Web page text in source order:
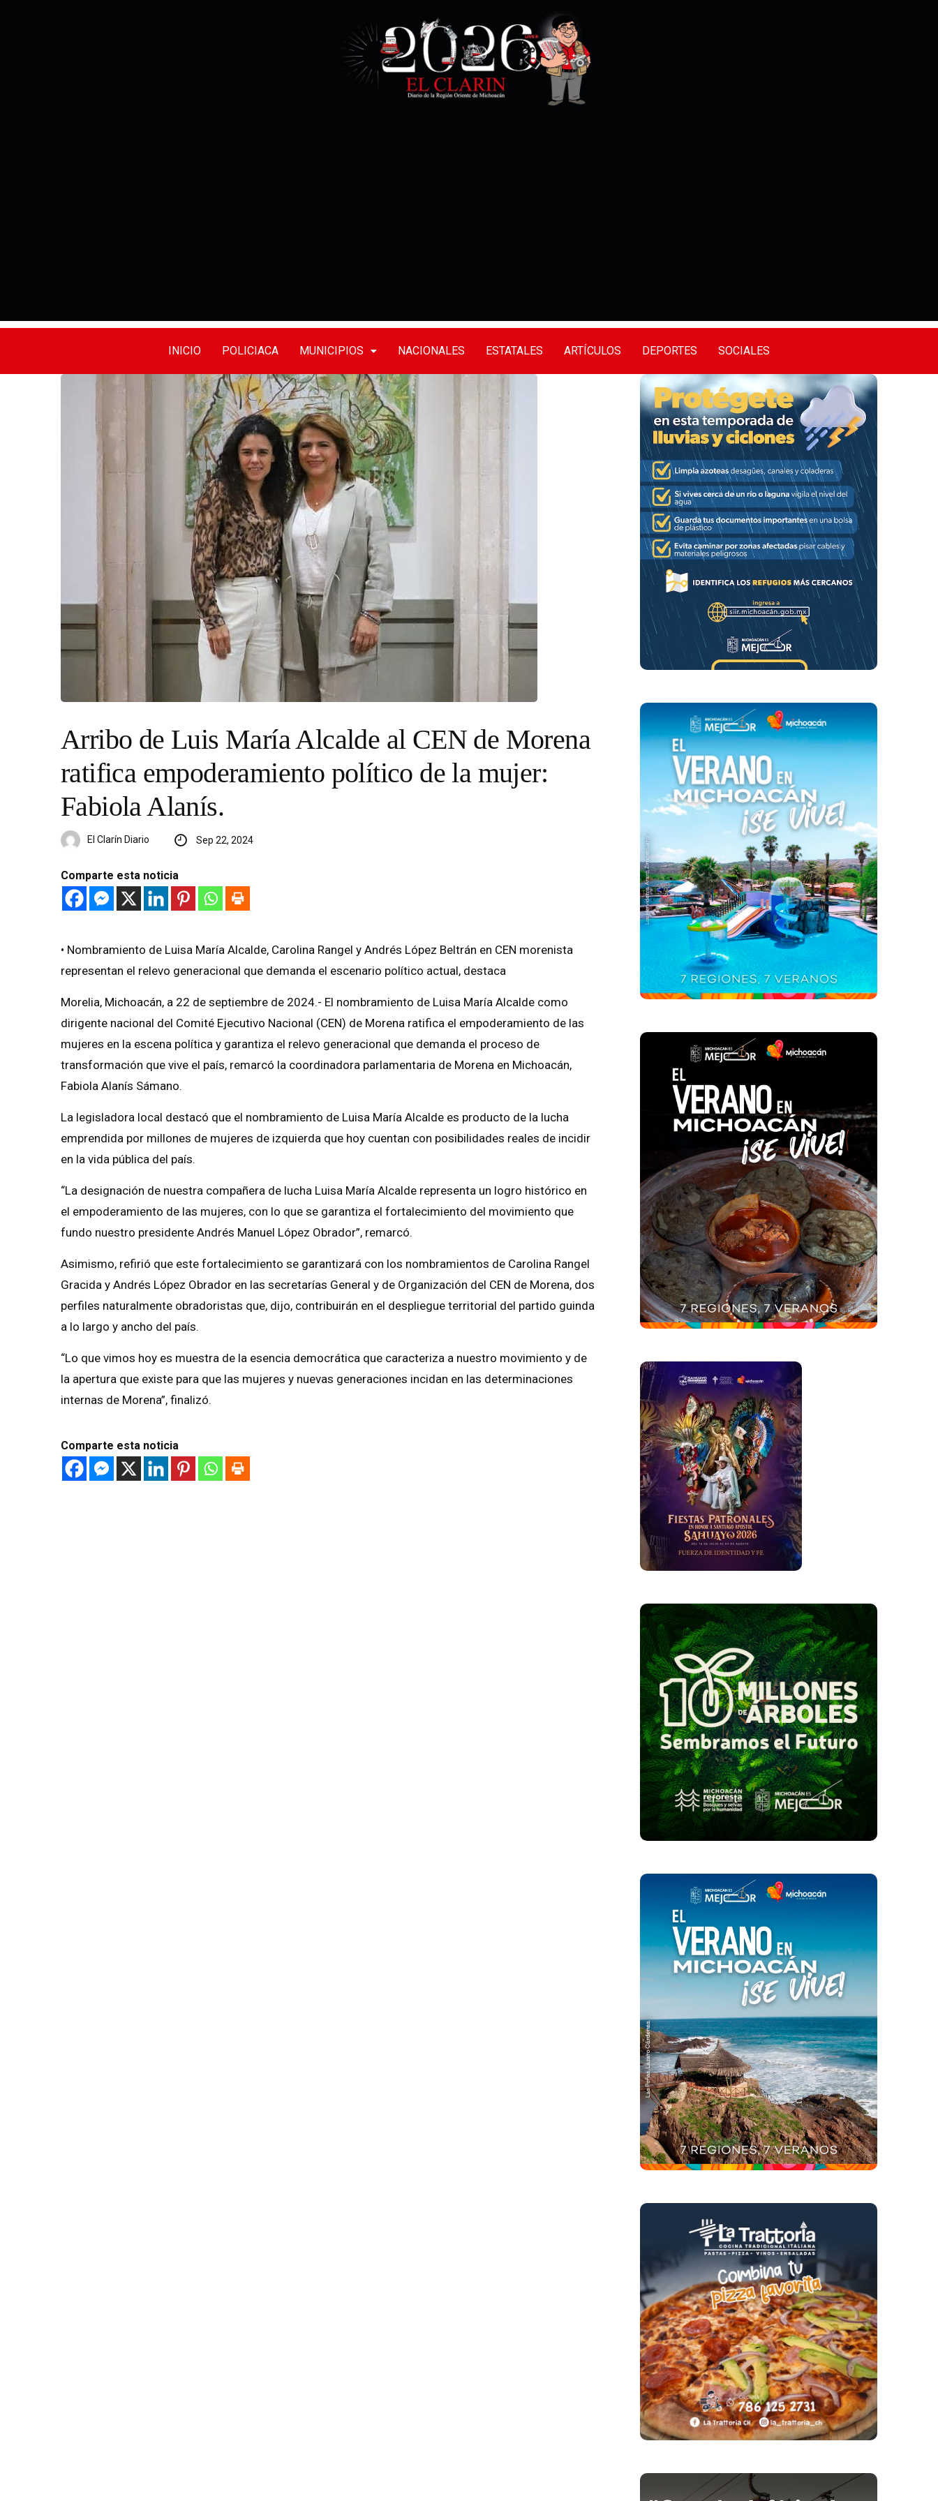
INICIO POLICIACA MUNICIPIOS NACIONALES ESTATALES ARTÍCULOS DEPORTES SOCIALES
Arribo de Luis María Alcalde al CEN de Morena
ratifica empoderamiento político de la mujer:
Fabiola Alanís.
El Clarín Diario Sep 22, 2024
Comparte esta noticia
• Nombramiento de Luisa María Alcalde, Carolina Rangel y Andrés López Beltrán en CEN morenista
representan el relevo generacional que demanda el escenario político actual, destaca
Morelia, Michoacán, a 22 de septiembre de 2024.- El nombramiento de Luisa María Alcalde como
dirigente nacional del Comité Ejecutivo Nacional (CEN) de Morena ratifica el empoderamiento de las
mujeres en la escena política y garantiza el relevo generacional que demanda el proceso de
transformación que vive el país, remarcó la coordinadora parlamentaria de Morena en Michoacán,
Fabiola Alanís Sámano.
La legisladora local destacó que el nombramiento de Luisa María Alcalde es producto de la lucha
emprendida por millones de mujeres de izquierda que hoy cuentan con posibilidades reales de incidir
en la vida pública del país.
“La designación de nuestra compañera de lucha Luisa María Alcalde representa un logro histórico en
el empoderamiento de las mujeres, con lo que se garantiza el fortalecimiento del movimiento que
fundo nuestro presidente Andrés Manuel López Obrador”, remarcó.
Asimismo, refirió que este fortalecimiento se garantizará con los nombramientos de Carolina Rangel
Gracida y Andrés López Obrador en las secretarías General y de Organización del CEN de Morena, dos
perfiles naturalmente obradoristas que, dijo, contribuirán en el despliegue territorial del partido guinda
a lo largo y ancho del país.
“Lo que vimos hoy es muestra de la esencia democrática que caracteriza a nuestro movimiento y de
la apertura que existe para que las mujeres y nuevas generaciones incidan en las determinaciones
internas de Morena”, finalizó.
Comparte esta noticia